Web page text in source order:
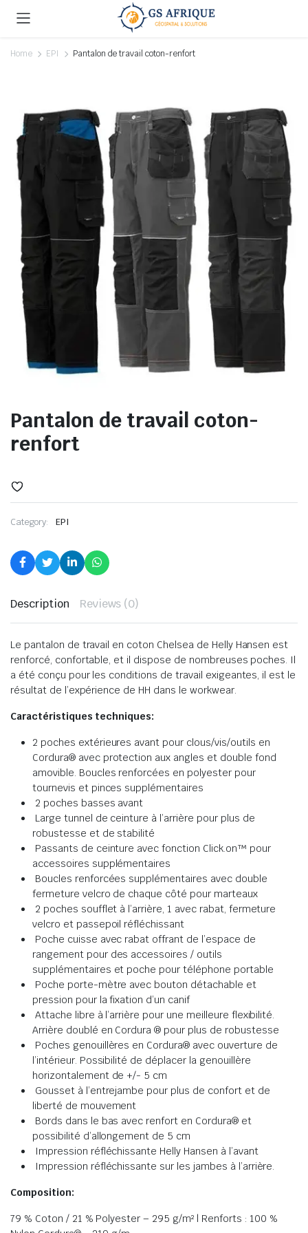
Home EPI Pantalon de travail coton-renfort
Pantalon de travail coton-
renfort
Category: EPI
Description Reviews (0)
Le pantalon de travail en coton Chelsea de Helly Hansen est
renforcé, confortable, et il dispose de nombreuses poches. Il
a été conçu pour les conditions de travail exigeantes, il est le
résultat de l’expérience de HH dans le workwear.
Caractéristiques techniques:
2 poches extérieures avant pour clous/vis/outils en
Cordura® avec protection aux angles et double fond
amovible. Boucles renforcées en polyester pour
tournevis et pinces supplémentaires
2 poches basses avant
Large tunnel de ceinture à l’arrière pour plus de
robustesse et de stabilité
Passants de ceinture avec fonction Click.on™ pour
accessoires supplémentaires
Boucles renforcées supplémentaires avec double
fermeture velcro de chaque côté pour marteaux
2 poches soufflet à l’arrière, 1 avec rabat, fermeture
velcro et passepoil réfléchissant
Poche cuisse avec rabat offrant de l’espace de
rangement pour des accessoires / outils
supplémentaires et poche pour téléphone portable
Poche porte-mètre avec bouton détachable et
pression pour la fixation d’un canif
Attache libre à l’arrière pour une meilleure flexibilité.
Arrière doublé en Cordura ® pour plus de robustesse
Poches genouillères en Cordura® avec ouverture de
l’intérieur. Possibilité de déplacer la genouillère
horizontalement de +/- 5 cm
Gousset à l’entrejambe pour plus de confort et de
liberté de mouvement
Bords dans le bas avec renfort en Cordura® et
possibilité d’allongement de 5 cm
Impression réfléchissante Helly Hansen à l’avant
Impression réfléchissante sur les jambes à l’arrière.
Composition:
79 % Coton / 21 % Polyester – 295 g/m² | Renforts : 100 %